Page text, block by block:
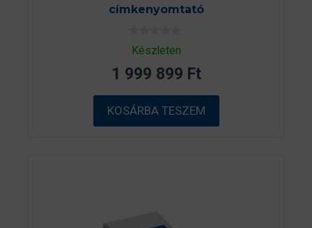
címkenyomtató
0
a
5
b
ő
l
Készleten
1 999 899 Ft
KOSÁRBA TESZEM